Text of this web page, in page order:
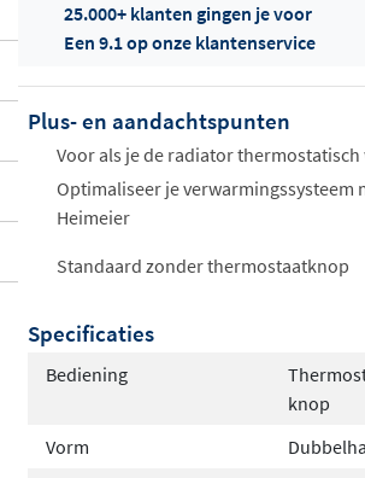
Offertes
ophalen...
25.000+ klanten gingen je voor
Een 9.1 op onze klantenservice
Plus- en aandachtspunten
Voor als je de radiator
Optimaliseer je verwarmingssysteem
Heimeier
Standaard zonder thermostaatknop
Specificaties
Bediening
knop
Vorm